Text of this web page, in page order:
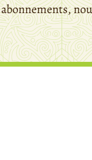
abonnements,